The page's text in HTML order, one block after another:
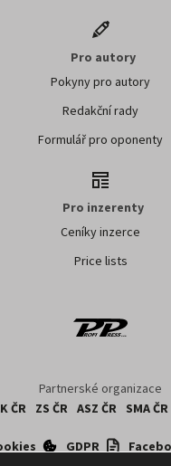
Pro autory
Pokyny pro autory
Redakční rady
Formulář pro oponenty
Pro inzerenty
Ceníky inzerce
Price lists
Partnerské organizace
ČR
ZS ČR ASZ ČR SMA ČR
GDPR